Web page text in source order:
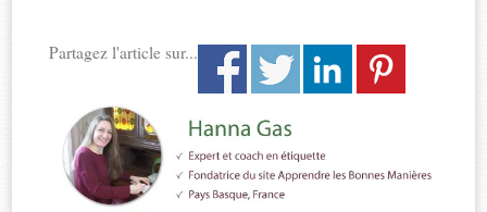
Partagez l'article sur...